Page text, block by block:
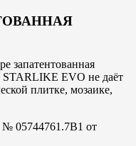
запатентованная
STARLIKE EVO не даёт
плитке, мозаике,
№ 05744761.7В1 от